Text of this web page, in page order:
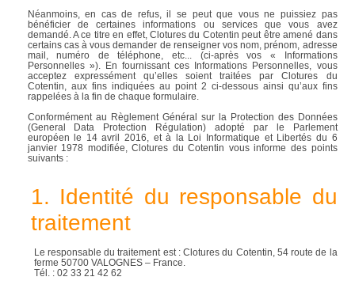
Néanmoins, en cas de refus, il se peut que vous ne puissiez pas
bénéficier de certaines informations ou services que vous avez
demandé. A ce titre en effet, Clotures du Cotentin peut être amené dans
certains cas à vous demander de renseigner vos nom, prénom, adresse
mail, numéro de téléphone, etc... (ci-après vos « Informations
Personnelles »). En fournissant ces Informations Personnelles, vous
acceptez expressément qu’elles soient traitées par Clotures du
Cotentin, aux fins indiquées au point 2 ci-dessous ainsi qu’aux fins
rappelées à la fin de chaque formulaire.
Conformément au Règlement Général sur la Protection des Données
(General Data Protection Régulation) adopté par le Parlement
européen le 14 avril 2016, et à la Loi Informatique et Libertés du 6
janvier 1978 modifiée, Clotures du Cotentin vous informe des points
suivants :
1. Identité du responsable du
traitement
Le responsable du traitement est : Clotures du Cotentin, 54 route de la
ferme 50700 VALOGNES – France.
Tél. : 02 33 21 42 62